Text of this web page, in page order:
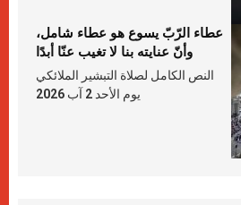
عطاء الرّبّ يسوع هو عطاء شامل،
وأنّ عنايته بنا لا تغيب عنّا أبدًا
النص الكامل لصلاة التبشير الملائكي
يوم الأحد 2 آب 2026